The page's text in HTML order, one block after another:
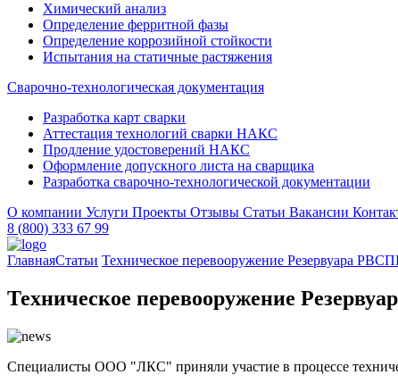
Химический анализ
Определение ферритной фазы
Определение коррозийной стойкости
Испытания на статичные растяжения
Сварочно-технологическая документация
Разработка карт сварки
Аттестация технологий сварки НАКС
Продление удостоверений НАКС
Оформление допускного листа на сварщика
Разработка сварочно-технологической документации
О компании Услуги Проекты Отзывы Статьи Вакансии
8 (800) 333 67 99
ГлавнаяСтатьи Техническое перевооружение Резервуара
Техническое перевооружение
Специалисты ООО "ЛКС" приняли участие в процессе